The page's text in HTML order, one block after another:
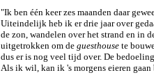
"Ik ben één keer zes maanden daar
Uiteindelijk heb ik er drie jaar over
de zon, wandelen over het strand en in
uitgetrokken om de guesthouse te
dus er is nog veel tijd over. De
Als ik wil, kan ik 's morgens eieren